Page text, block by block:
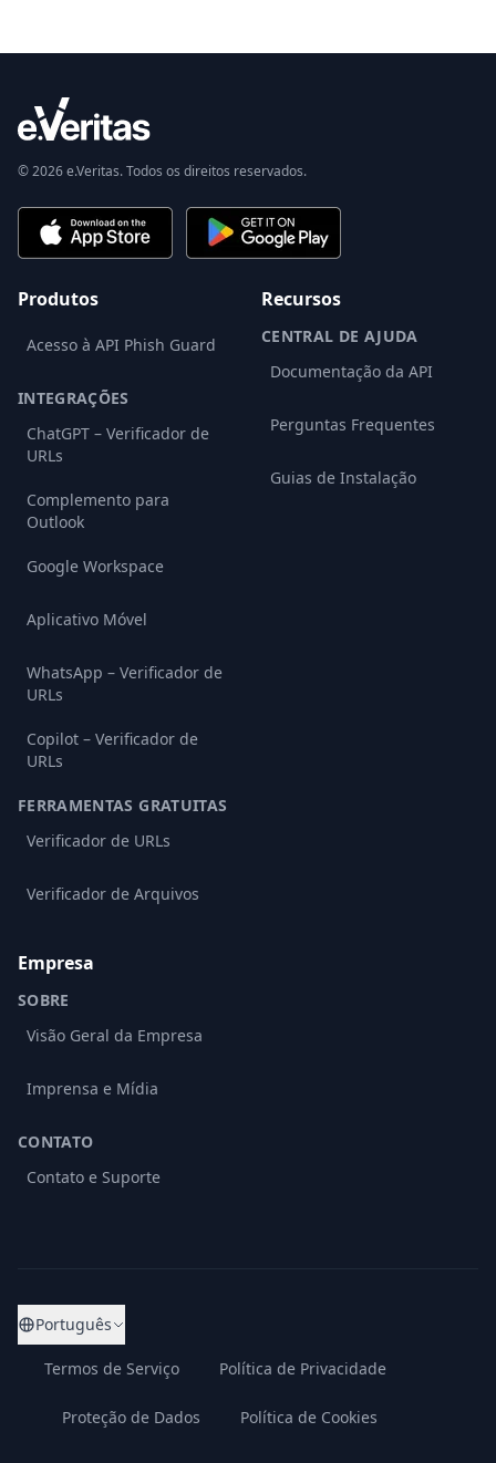
© 2026 e.Veritas. Todos os direitos reservados.
Produtos
Acesso à API Phish Guard
INTEGRAÇÕES
ChatGPT – Verificador de
URLs
Complemento para
Outlook
Google Workspace
Aplicativo Móvel
WhatsApp – Verificador de
URLs
Copilot – Verificador de
URLs
FERRAMENTAS GRATUITAS
Verificador de URLs
Verificador de Arquivos
Recursos
CENTRAL DE AJUDA
Documentação da API
Perguntas Frequentes
Guias de Instalação
Empresa
SOBRE
Visão Geral da Empresa
Imprensa e Mídia
CONTATO
Contato e Suporte
Português
Termos de Serviço Política de Privacidade
Proteção de Dados Política de Cookies